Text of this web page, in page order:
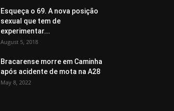
Esqueça o 69. A nova posição
sexual que tem de
experimentar...
August 5, 2018
Bracarense morre em Caminha
após acidente de mota na A28
May 8, 2022